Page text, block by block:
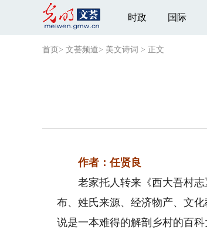
时政 国际
首页 > 文荟频道> 美文诗词 > 正文
作者：任贤良
老家托人转来《西大吾村志
布、姓氏来源、经济物产、文
说是一本难得的解剖乡村的百科